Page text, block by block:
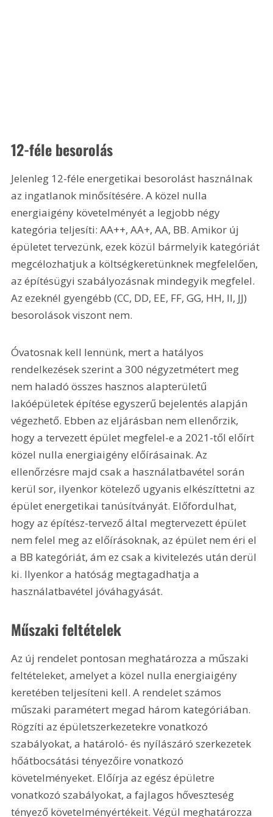
12-féle besorolás
Jelenleg 12-féle energetikai besorolást használnak
az ingatlanok minősítésére. A közel nulla
energiaigény követelményét a legjobb négy
kategória teljesíti: AA++, AA+, AA, BB. Amikor új
épületet tervezünk, ezek közül bármelyik kategóriát
megcélozhatjuk a költségkeretünknek megfelelően,
az építésügyi szabályozásnak mindegyik megfelel.
Az ezeknél gyengébb (CC, DD, EE, FF, GG, HH, II, JJ)
besorolások viszont nem.
Óvatosnak kell lennünk, mert a hatályos
rendelkezések szerint a 300 négyzetmétert meg
nem haladó összes hasznos alapterületű
lakóépületek építése egyszerű bejelentés alapján
végezhető. Ebben az eljárásban nem ellenőrzik,
hogy a tervezett épület megfelel-e a 2021-től előírt
közel nulla energiaigény előírásainak. Az
ellenőrzésre majd csak a használatbavétel során
kerül sor, ilyenkor kötelező ugyanis elkészíttetni az
épület energetikai tanúsítványát. Előfordulhat,
hogy az építész-tervező által megtervezett épület
nem felel meg az előírásoknak, az épület nem éri el
a BB kategóriát, ám ez csak a kivitelezés után derül
ki. Ilyenkor a hatóság megtagadhatja a
használatbavétel jóváhagyását.
Műszaki feltételek
Az új rendelet pontosan meghatározza a műszaki
feltételeket, amelyet a közel nulla energiaigény
keretében teljesíteni kell. A rendelet számos
műszaki paramétert megad három kategóriában.
Rögzíti az épületszerkezetekre vonatkozó
szabályokat, a határoló- és nyílászáró szerkezetek
hőátbocsátási tényezőire vonatkozó
követelményeket. Előírja az egész épületre
vonatkozó szabályokat, a fajlagos hőveszteség
tényező követelményértékeit. Végül meghatározza